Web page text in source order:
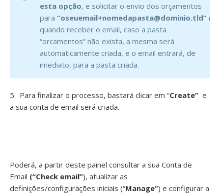
esta opção, e solicitar o envio dos orçamentos
para “oseuemail+nomedapasta@dominio.tld”
quando receber o email, caso a pasta
“orcamentos” não exista, a mesma será
automaticamente criada, e o email entrará, de
imediato, para a pasta criada.
5. Para finalizar o processo, bastará clicar em “Create” e
a sua conta de email será criada.
Poderá, a partir deste painel consultar a sua Conta de
Email (“Check email”), atualizar as
definições/configurações iniciais (“Manage”) e configurar a